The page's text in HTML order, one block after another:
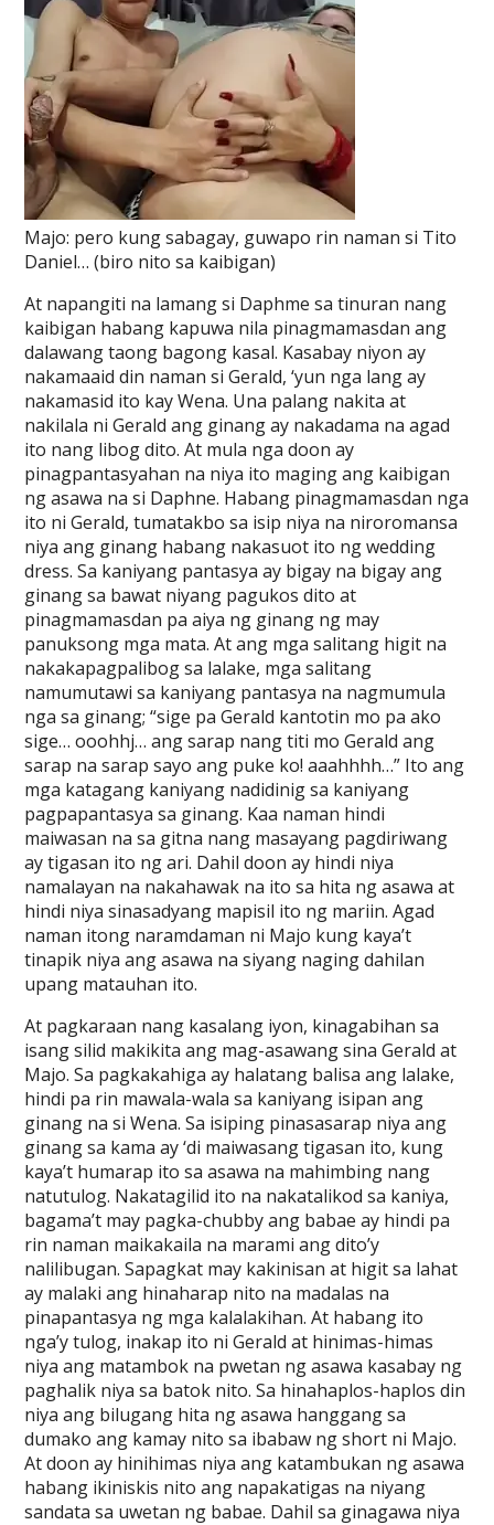
Majo: pero kung sabagay, guwapo rin naman si Tito
Daniel… (biro nito sa kaibigan)
At napangiti na lamang si Daphme sa tinuran nang
kaibigan habang kapuwa nila pinagmamasdan ang
dalawang taong bagong kasal. Kasabay niyon ay
nakamaaid din naman si Gerald, ‘yun nga lang ay
nakamasid ito kay Wena. Una palang nakita at
nakilala ni Gerald ang ginang ay nakadama na agad
ito nang libog dito. At mula nga doon ay
pinagpantasyahan na niya ito maging ang kaibigan
ng asawa na si Daphne. Habang pinagmamasdan nga
ito ni Gerald, tumatakbo sa isip niya na niroromansa
niya ang ginang habang nakasuot ito ng wedding
dress. Sa kaniyang pantasya ay bigay na bigay ang
ginang sa bawat niyang pagukos dito at
pinagmamasdan pa aiya ng ginang ng may
panuksong mga mata. At ang mga salitang higit na
nakakapagpalibog sa lalake, mga salitang
namumutawi sa kaniyang pantasya na nagmumula
nga sa ginang; “sige pa Gerald kantotin mo pa ako
sige… ooohhj… ang sarap nang titi mo Gerald ang
sarap na sarap sayo ang puke ko! aaahhhh…” Ito ang
mga katagang kaniyang nadidinig sa kaniyang
pagpapantasya sa ginang. Kaa naman hindi
maiwasan na sa gitna nang masayang pagdiriwang
ay tigasan ito ng ari. Dahil doon ay hindi niya
namalayan na nakahawak na ito sa hita ng asawa at
hindi niya sinasadyang mapisil ito ng mariin. Agad
naman itong naramdaman ni Majo kung kaya’t
tinapik niya ang asawa na siyang naging dahilan
upang matauhan ito.
At pagkaraan nang kasalang iyon, kinagabihan sa
isang silid makikita ang mag-asawang sina Gerald at
Majo. Sa pagkakahiga ay halatang balisa ang lalake,
hindi pa rin mawala-wala sa kaniyang isipan ang
ginang na si Wena. Sa isiping pinasasarap niya ang
ginang sa kama ay ‘di maiwasang tigasan ito, kung
kaya’t humarap ito sa asawa na mahimbing nang
natutulog. Nakatagilid ito na nakatalikod sa kaniya,
bagama’t may pagka-chubby ang babae ay hindi pa
rin naman maikakaila na marami ang dito’y
nalilibugan. Sapagkat may kakinisan at higit sa lahat
ay malaki ang hinaharap nito na madalas na
pinapantasya ng mga kalalakihan. At habang ito
nga’y tulog, inakap ito ni Gerald at hinimas-himas
niya ang matambok na pwetan ng asawa kasabay ng
paghalik niya sa batok nito. Sa hinahaplos-haplos din
niya ang bilugang hita ng asawa hanggang sa
dumako ang kamay nito sa ibabaw ng short ni Majo.
At doon ay hinihimas niya ang katambukan ng asawa
habang ikiniskis nito ang napakatigas na niyang
sandata sa uwetan ng babae. Dahil sa ginagawa niya